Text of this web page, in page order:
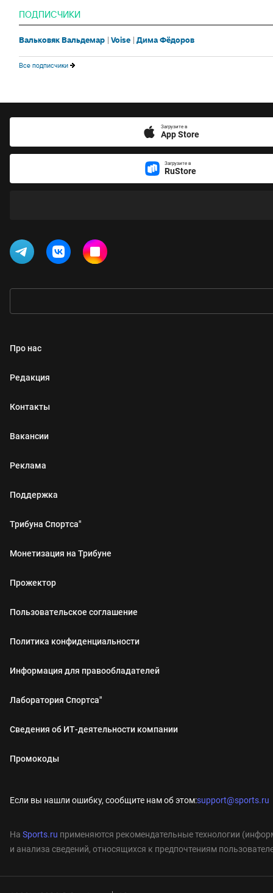
ПОДПИСЧИКИ
Вальковяк Вальдемар Voise Дима Фёдоров
Все подписчики
Загрузите в
App Store
Загрузите в
RuStore
Про нас
Редакция
Контакты
Вакансии
Реклама
Поддержка
Трибуна Спортса"
Монетизация на Трибуне
Прожектор
Пользовательское соглашение
Политика конфиденциальности
Информация для правообладателей
Лаборатория Спортса"
Сведения об ИТ‑деятельности компании
Промокоды
Если вы нашли ошибку, сообщите нам об этом:support@sports.ru
На Sports.ru применяются рекомендательные технологии
и анализа сведений, относящихся к предпочтениям